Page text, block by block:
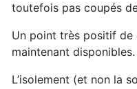
toutefois pas coupés
Un point très positif de
maintenant disponibles.
L’isolement (et non la